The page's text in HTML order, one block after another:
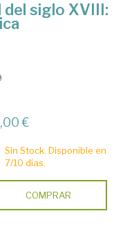
del siglo XVIII:
€
Sin Stock. Disponible en
7/10 días.
COMPRAR